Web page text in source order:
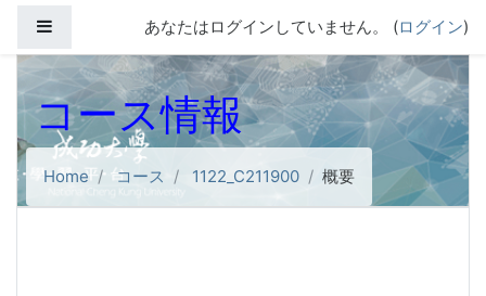
サイドパネルあなたはログインしていません。 (ログイン)
コース情報
Home コース 1122_C211900 概要